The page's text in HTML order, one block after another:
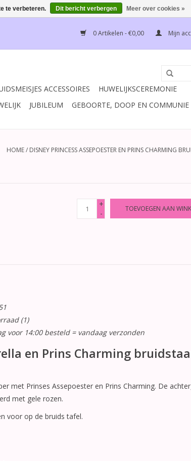
0 Artikelen - €0,00 Mijn
ACCESSOIRES
HUWELIJKSCEREMONIE
JUBILEUM GEBOORTE, DOOP EN COMMUNIE
HOME/ DISNEY PRINCESS ASSEPOESTER EN PRINS CHARMING
+
-
TOEVOEGEN AAN
(1)
voor 14:00 besteld = vandaag verzonden
en Prins Charming
met Prinses Assepoester en Prins Charming. De
met gele rozen.
voor op de bruids tafel.
te verbeteren. Dit bericht verbergen Meer over cookies »